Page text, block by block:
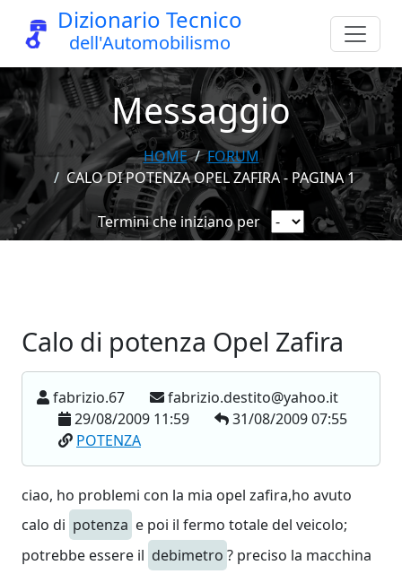
Dizionario Tecnico
dell'Automobilismo
Messaggio
HOME
FORUM
CALO DI POTENZA OPEL ZAFIRA - PAGINA 1
Termini che iniziano per
Calo di potenza Opel Zafira
fabrizio.67
fabrizio.destito@yahoo.it
29/08/2009 11:59
31/08/2009 07:55
POTENZA
ciao, ho problemi con la mia opel zafira,ho avuto
calo di potenza e poi il fermo totale del veicolo;
potrebbe essere il debimetro ? preciso la macchina